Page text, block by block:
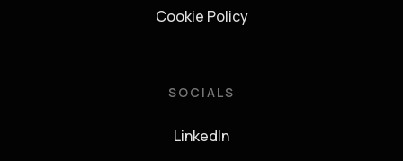
Cookie Policy
SOCIALS
LinkedIn